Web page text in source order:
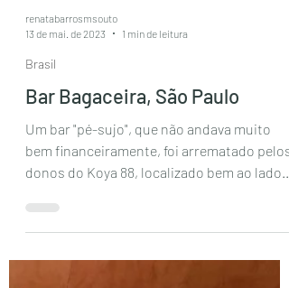
renatabarrosmsouto
13 de mai. de 2023
1 min de leitura
Brasil
Bar Bagaceira, São Paulo
Um bar "pé-sujo", que não andava muito
bem financeiramente, foi arrematado pelos